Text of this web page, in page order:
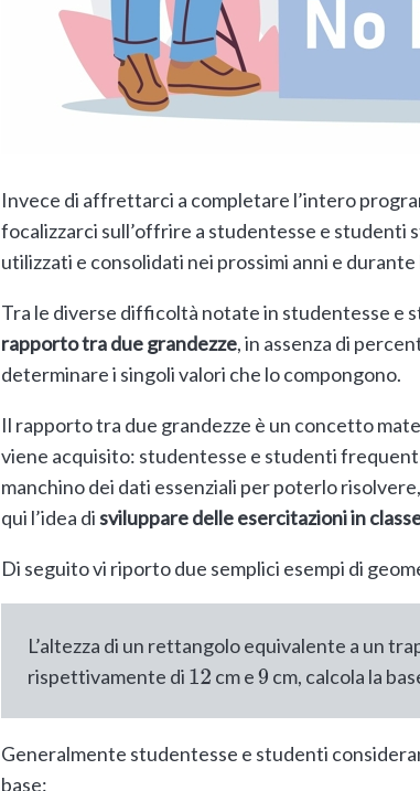
Invece di affrettarci a completare l’intero
focalizzarci sull’offrire a studentesse e
utilizzati e consolidati nei prossimi anni e
Tra le diverse difficoltà notate in studentesse e
rapporto tra due grandezze, in assenza di
determinare i singoli valori che lo compongono.
Il rapporto tra due grandezze è un concetto
viene acquisito: studentesse e studenti
manchino dei dati essenziali per poterlo
qui l’idea disviluppare delle esercitazioni in
Di seguito vi riporto due semplici esempi di
L’altezza di un rettangolo equivalente a un
rispettivamente di 12 cm e9 cm, calcola la
Generalmente studentesse e studenti
base: